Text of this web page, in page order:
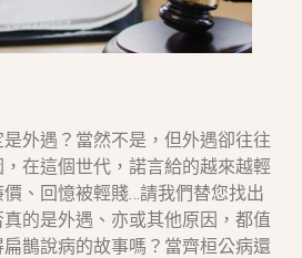
外遇？當然不是，但外遇卻往往
在這個世代，諾言給的越來越輕
、回憶被輕賤…請我們替您找出
的是外遇、亦或其他原因，都值
鵲說病的故事嗎？當齊桓公病還